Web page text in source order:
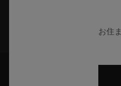
お住